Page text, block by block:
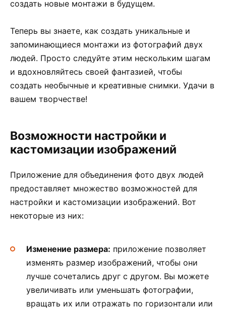
создать новые монтажи в будущем.
Теперь вы знаете, как создать уникальные и
запоминающиеся монтажи из фотографий двух
людей. Просто следуйте этим нескольким шагам
и вдохновляйтесь своей фантазией, чтобы
создать необычные и креативные снимки. Удачи в
вашем творчестве!
Возможности настройки и
кастомизации изображений
Приложение для объединения фото двух людей
предоставляет множество возможностей для
настройки и кастомизации изображений. Вот
некоторые из них:
Изменение размера: приложение позволяет
изменять размер изображений, чтобы они
лучше сочетались друг с другом. Вы можете
увеличивать или уменьшать фотографии,
вращать их или отражать по горизонтали или